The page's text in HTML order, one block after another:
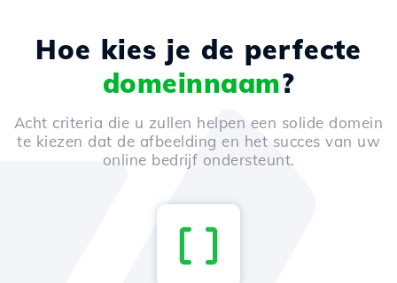
Hoe kies je de perfecte
domeinnaam?
Acht criteria die u zullen helpen een solide domein
te kiezen dat de afbeelding en het succes van uw
online bedrijf ondersteunt.